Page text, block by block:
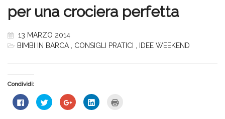
per una crociera perfetta
13 MARZO 2014
BIMBI IN BARCA
CONSIGLI PRATICI IDEE WEEKEND
Condividi:
Fai
clic
Fai
clic
Fai
clic
Fai
clic